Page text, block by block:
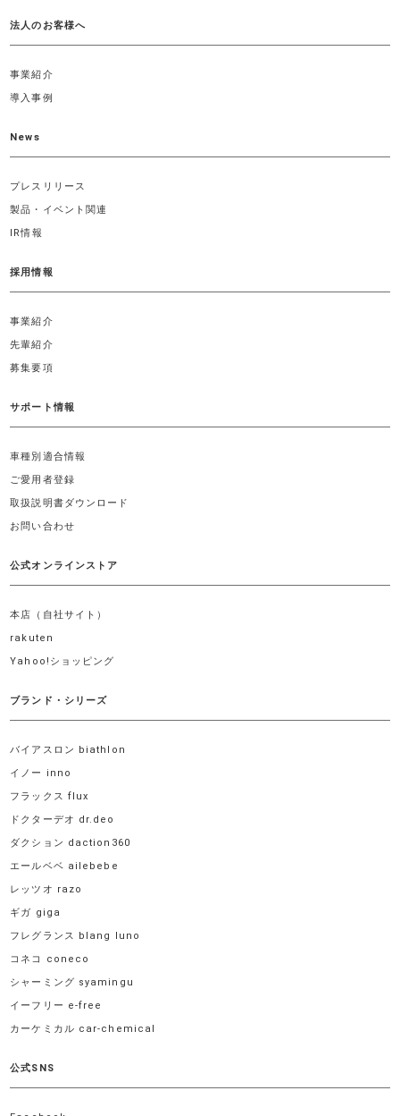
法人のお客様へ
事業紹介
導入事例
News
プレスリリース
製品・イベント関連
IR情報
採用情報
事業紹介
先輩紹介
募集要項
サポート情報
車種別適合情報
ご愛用者登録
取扱説明書ダウンロード
お問い合わせ
公式オンラインストア
本店（自社サイト）
rakuten
Yahoo!ショッピング
ブランド・シリーズ
バイアスロン biathlon
イノー inno
フラックス flux
ドクターデオ dr.deo
ダクション daction360
エールベベ ailebebe
レッツオ razo
ギガ giga
フレグランス blang luno
コネコ coneco
シャーミング syamingu
イーフリー e-free
カーケミカル car-chemical
公式SNS